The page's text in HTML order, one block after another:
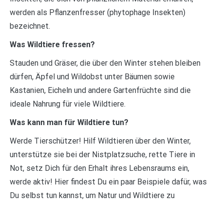
werden als Pflanzenfresser (phytophage Insekten)
bezeichnet.
Was Wildtiere fressen?
Stauden und Gräser, die über den Winter stehen bleiben
dürfen, Äpfel und Wildobst unter Bäumen sowie
Kastanien, Eicheln und andere Gartenfrüchte sind die
ideale Nahrung für viele Wildtiere.
Was kann man für Wildtiere tun?
Werde Tierschützer! Hilf Wildtieren über den Winter,
unterstütze sie bei der Nistplatzsuche, rette Tiere in
Not, setz Dich für den Erhalt ihres Lebensraums ein,
werde aktiv! Hier findest Du ein paar Beispiele dafür, was
Du selbst tun kannst, um Natur und Wildtiere zu